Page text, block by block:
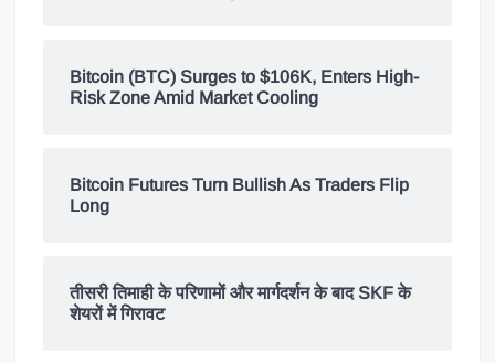
Bitcoin (BTC) Surges to $106K, Enters High-
Risk Zone Amid Market Cooling
Bitcoin Futures Turn Bullish As Traders Flip
Long
तीसरी तिमाही के परिणामों और मार्गदर्शन के बाद SKF के
शेयरों में गिरावट